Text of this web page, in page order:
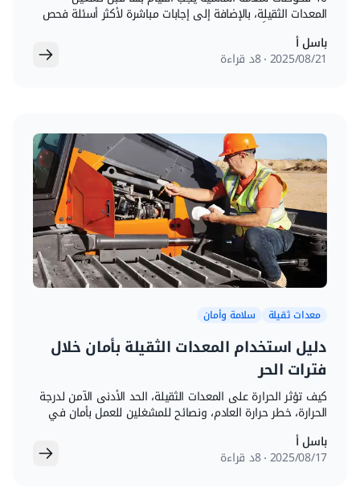
المعدات الثقيلة، بالإضافة إلى إجابات مباشرة لأكثر أسئلة فحص
السلامة تكراراً.
باسل أ
21‏/08‏/2025 8د قراءة
معدات ثقيلة سلامة وأمان
دليل استخدام المعدات الثقيلة بأمان خلال
فترات الحر
كيف تؤثر الحرارة على المعدات الثقيلة، الحد الأدنى الآمن لدرجة
الحرارة، خطر حرارة العادم، ونصائح للمشغلين للعمل بأمان في
الحر الشديد.
باسل أ
17‏/08‏/2025 8د قراءة